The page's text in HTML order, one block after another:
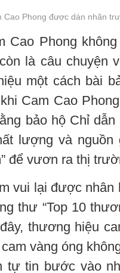
Cao Phong được dán nhãn
Cao Phong
là câu chuyện
một cách bài
Cam Cao
bảo hộ Chỉ
lượng và
để vươn ra thị
vui lại được
thư “Top 10
thương hiệu
vàng óng
tự tin bước vào